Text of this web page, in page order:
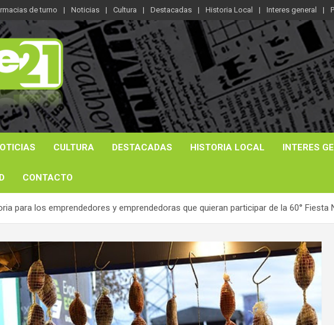
de turno Noticias Cultura Destacadas Historia Local Interes general
CULTURA DESTACADAS HISTORIA LOCAL INTERES
CONTACTO
para los emprendedores y emprendedoras que quieran participar de la 60° Fiesta